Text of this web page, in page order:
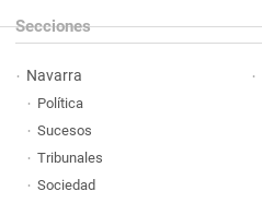
Secciones
Navarra
Política
Sucesos
Tribunales
Sociedad